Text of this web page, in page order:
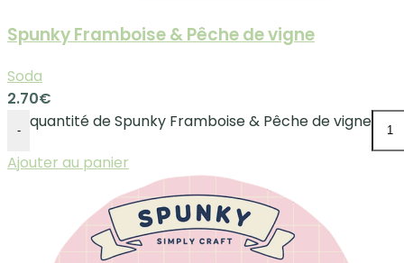
Spunky Framboise & Pêche de vigne
Soda
2.70€
-
quantité de Spunky Framboise & Pêche de vigne
Ajouter au panier